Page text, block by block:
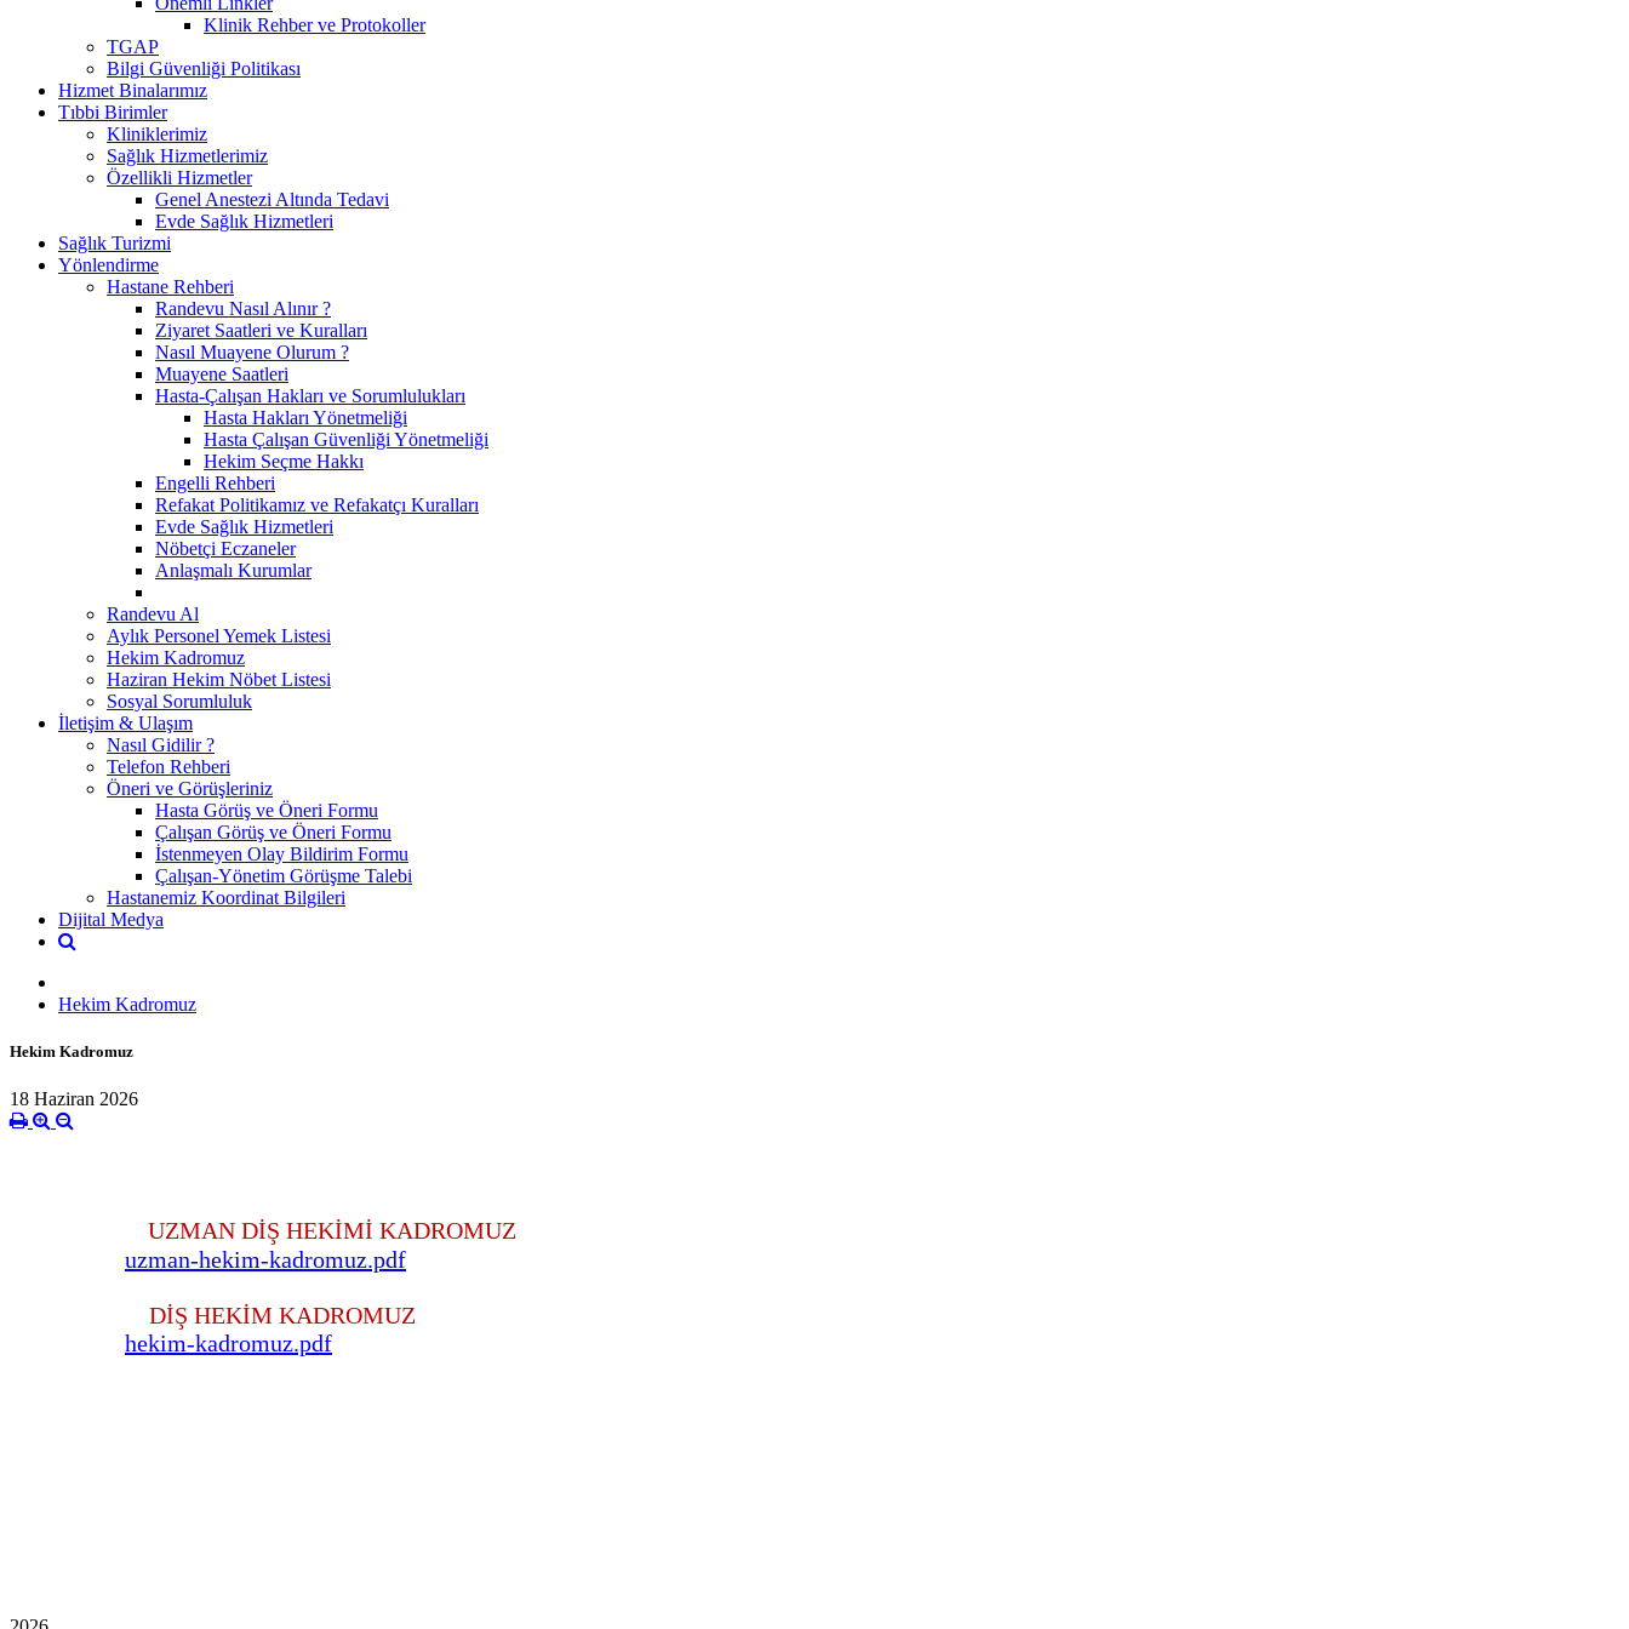
Klinik Rehber ve Protokoller
TGAP
Bilgi Güvenliği Politikası
Hizmet Binalarımız
Tıbbi Birimler
Kliniklerimiz
Sağlık Hizmetlerimiz
Özellikli Hizmetler
Genel Anestezi Altında Tedavi
Evde Sağlık Hizmetleri
Sağlık Turizmi
Yönlendirme
Hastane Rehberi
Randevu Nasıl Alınır ?
Ziyaret Saatleri ve Kuralları
Nasıl Muayene Olurum ?
Muayene Saatleri
Hasta-Çalışan Hakları ve Sorumlulukları
Hasta Hakları Yönetmeliği
Hasta Çalışan Güvenliği Yönetmeliği
Hekim Seçme Hakkı
Engelli Rehberi
Refakat Politikamız ve Refakatçı Kuralları
Evde Sağlık Hizmetleri
Nöbetçi Eczaneler
Anlaşmalı Kurumlar
Randevu Al
Aylık Personel Yemek Listesi
Hekim Kadromuz
Haziran Hekim Nöbet Listesi
Sosyal Sorumluluk
İletişim & Ulaşım
Nasıl Gidilir ?
Telefon Rehberi
Öneri ve Görüşleriniz
Hasta Görüş ve Öneri Formu
Çalışan Görüş ve Öneri Formu
İstenmeyen Olay Bildirim Formu
Çalışan-Yönetim Görüşme Talebi
Hastanemiz Koordinat Bilgileri
Dijital Medya
Hekim Kadromuz
Hekim Kadromuz
18 Haziran 2026
UZMAN DİŞ HEKİMİ KADROMUZ
uzman-hekim-kadromuz.pdf
DİŞ HEKİM KADROMUZ
hekim-kadromuz.pdf